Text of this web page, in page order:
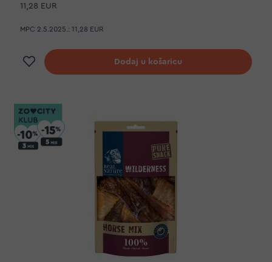
11,28 EUR
MPC 2.5.2025.: 11,28 EUR
Dodaj na listu želja
Dodaj u košaricu